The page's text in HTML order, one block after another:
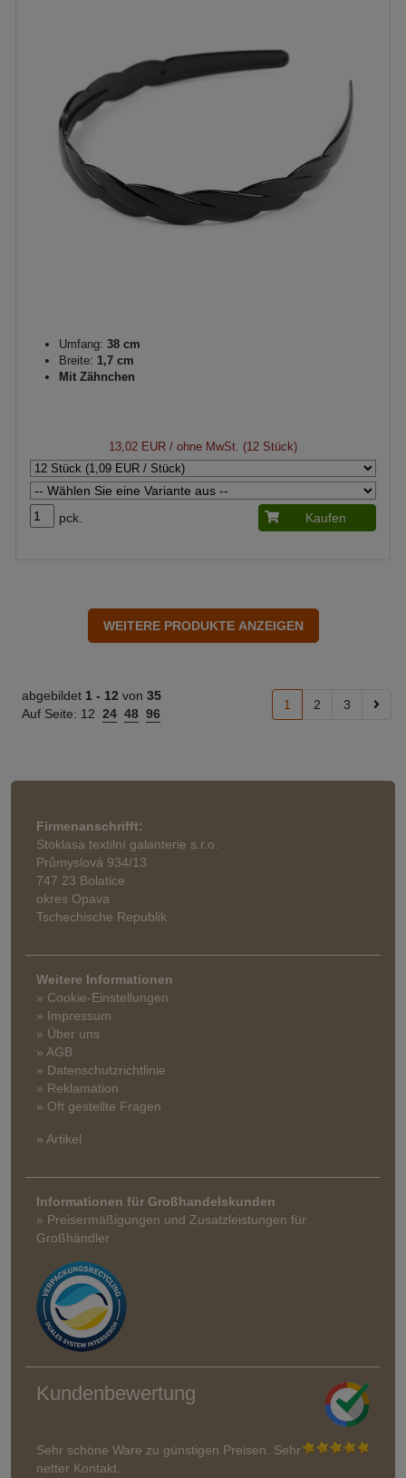
Umfang: 38 cm
Breite: 1,7 cm
Mit Zähnchen
13,02 EUR / ohne MwSt. (12 Stück)
pck. Kaufen
abgebildet 1 - 12 von 35
Auf Seite: 12 24 48 96
1 2 3
Firmenanschrifft:
Stoklasa textilní galanterie s.r.o.
Průmyslová 934/13
747 23 Bolatice
okres Opava
Tschechische Republik
Weitere Informationen
» Cookie-Einstellungen
» Impressum
» Über uns
» AGB
» Datenschutzrichtlinie
» Reklamation
» Oft gestellte Fragen
» Artikel
Informationen für Großhandelskunden
» Preisermäßigungen und Zusatzleistungen für
Großhändler
Kundenbewertung
Sehr schöne Ware zu günstigen Preisen. Sehr
netter Kontakt.